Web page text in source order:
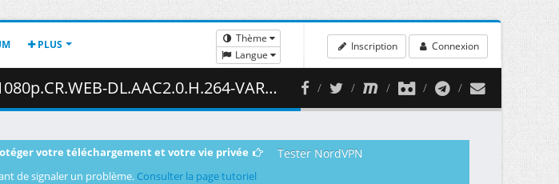
PLUS
Thème
Langue
Inscription Connexion
VARYG.mkv.001 ( 460.26 MB )
votre téléchargement et votre vie privée Tester NordVPN
de signaler un problème. Consulter la page tutoriel